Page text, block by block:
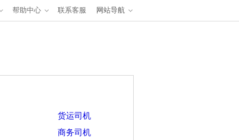
帮助中心 联系客服 网站导航
货运司机
商务司机